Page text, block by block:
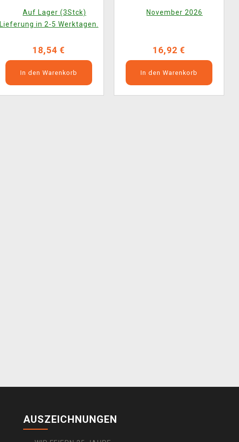
Auf Lager (3Stck)
Lieferung in 2-5 Werktagen.
18,54 €
In den Warenkorb
November 2026
16,92 €
In den Warenkorb
AUSZEICHNUNGEN